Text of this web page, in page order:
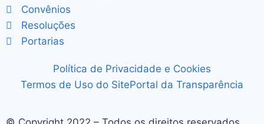
Convênios
Resoluções
Portarias
Política de Privacidade e Cookies
Termos de Uso do SitePortal da Transparência